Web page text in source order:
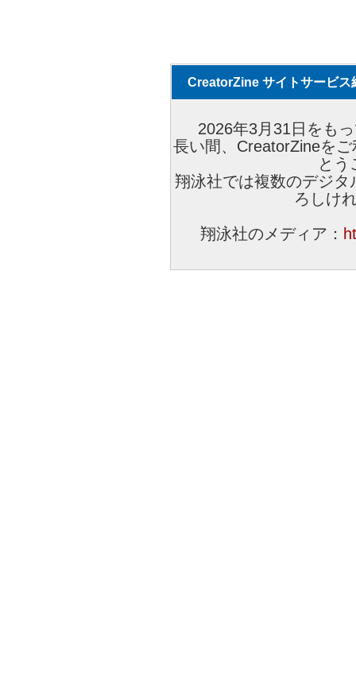
CreatorZine サイトサービス
2026年3月31日をも
長い間、CreatorZineを
とう
翔泳社では複数のデジ
ろしけ
翔泳社のメディア：